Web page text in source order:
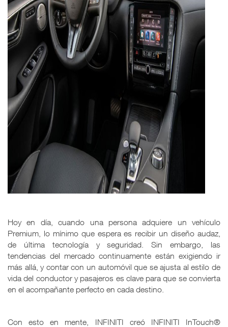
Hoy en día, cuando una persona adquiere un vehículo
Premium, lo mínimo que espera es recibir un diseño audaz,
de última tecnología y seguridad. Sin embargo, las
tendencias del mercado continuamente están exigiendo ir
más allá, y contar con un automóvil que se ajusta al estilo de
vida del conductor y pasajeros es clave para que se convierta
en el acompañante perfecto en cada destino.
Con esto en mente, INFINITI creó INFINITI InTouch®